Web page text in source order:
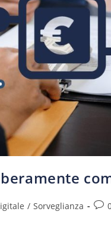
/ Sorveglianza